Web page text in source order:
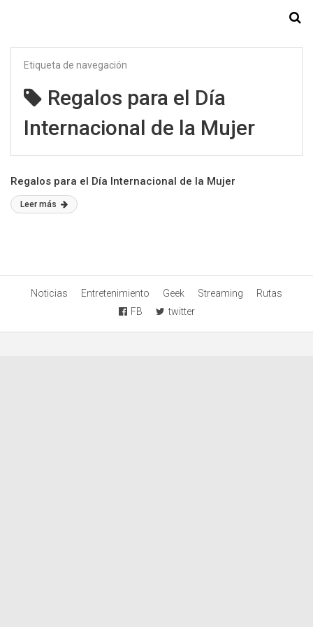
Etiqueta de navegación
Regalos para el Día
Internacional de la Mujer
Regalos para el Día Internacional de la Mujer
Leer más
Noticias Entretenimiento Geek Streaming
Rutas
FB
twitter